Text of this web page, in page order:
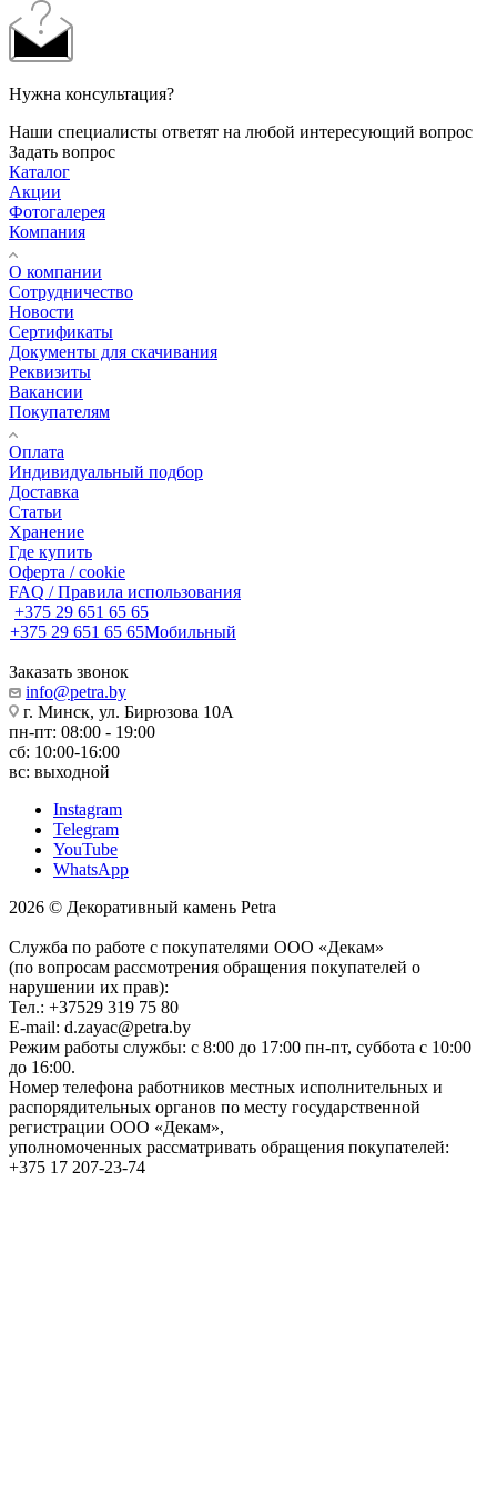
Нужна консультация?
Наши специалисты ответят на любой интересующий вопрос
Задать вопрос
Каталог
Акции
Фотогалерея
Компания
О компании
Сотрудничество
Новости
Сертификаты
Документы для скачивания
Реквизиты
Вакансии
Покупателям
Оплата
Индивидуальный подбор
Доставка
Статьи
Хранение
Где купить
Оферта / cookie
FAQ / Правила использования
+375 29 651 65 65
+375 29 651 65 65Мобильный
Заказать звонок
info@petra.by
г. Минск, ул. Бирюзова 10А
пн-пт: 08:00 - 19:00
сб: 10:00-16:00
вс: выходной
Instagram
Telegram
YouTube
WhatsApp
2026 © Декоративный камень Petra
Служба по работе с покупателями ООО «Декам»
(по вопросам рассмотрения обращения покупателей о
нарушении их прав):
Тел.: +37529 319 75 80
E-mail: d.zayac@petra.by
Режим работы службы: с 8:00 до 17:00 пн-пт, суббота с 10:00
до 16:00.
Номер телефона работников местных исполнительных и
распорядительных органов по месту государственной
регистрации ООО «Декам»,
уполномоченных рассматривать обращения покупателей:
+375 17 207-23-74